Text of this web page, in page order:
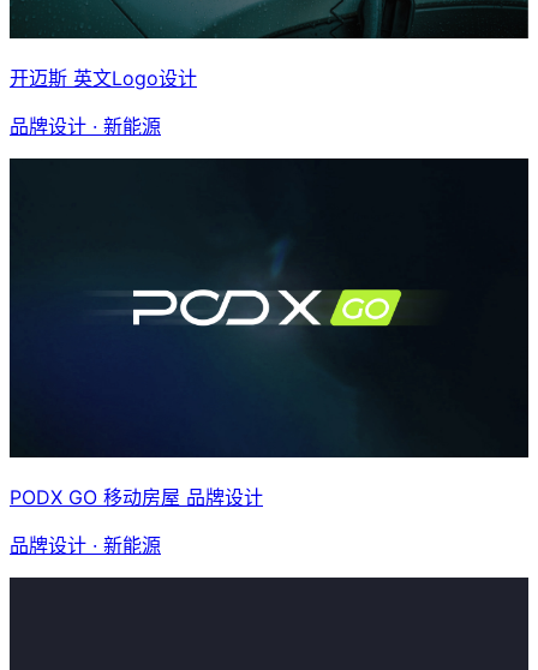
开迈斯 英文Logo设计
品牌设计 · 新能源
PODX GO 移动房屋 品牌设计
品牌设计 · 新能源